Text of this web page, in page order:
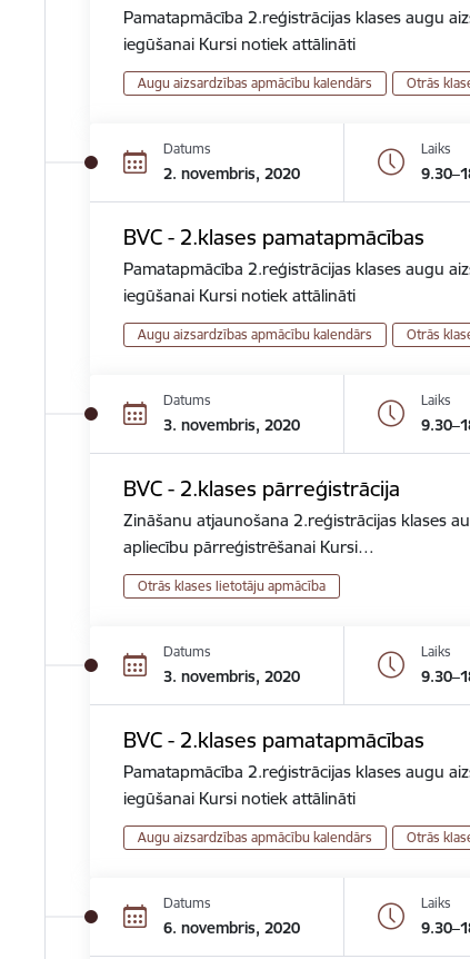
Pamatapmācība 2.reģistrācijas klases augu
iegūšanai Kursi notiek attālināti
Augu aizsardzības apmācību kalendārs Otrās
Datums
2. novembris, 2020
Laiks
BVC - 2.klases pamatapmācības
Pamatapmācība 2.reģistrācijas klases augu
iegūšanai Kursi notiek attālināti
Augu aizsardzības apmācību kalendārs Otrās
Datums
3. novembris, 2020
Laiks
BVC - 2.klases pārreģistrācija
Zināšanu atjaunošana 2.reģistrācijas klases
apliecību pārreģistrēšanai Kursi…
Otrās klases lietotāju apmācība
Datums
3. novembris, 2020
Laiks
BVC - 2.klases pamatapmācības
Pamatapmācība 2.reģistrācijas klases augu
iegūšanai Kursi notiek attālināti
Augu aizsardzības apmācību kalendārs Otrās
Datums
6. novembris, 2020
Laiks